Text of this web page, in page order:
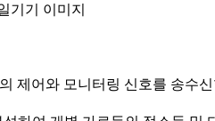
제어와 모니터링 신호를 송수